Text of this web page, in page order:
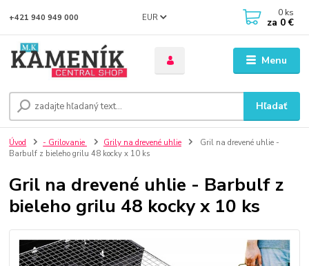
Menu
EUR
Hľadať
+421 940 949 000 0 ks
za 0 €
Úvod - Grilovanie Grily na drevené uhlie
Gril na drevené uhlie -
Barbulf z bieleho grilu 48 kocky x 10 ks
Gril na drevené uhlie - Barbulf z
bieleho grilu 48 kocky x 10 ks